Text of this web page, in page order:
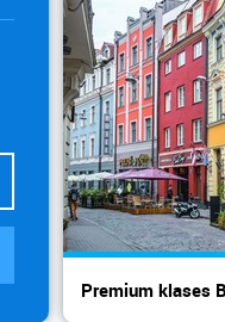
Premium klases